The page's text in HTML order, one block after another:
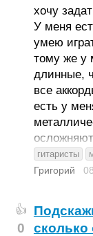
хочу
У меня
умею
тому же у
длинные,
все
есть у
гитаристы
Григорий
👍
0
сколько